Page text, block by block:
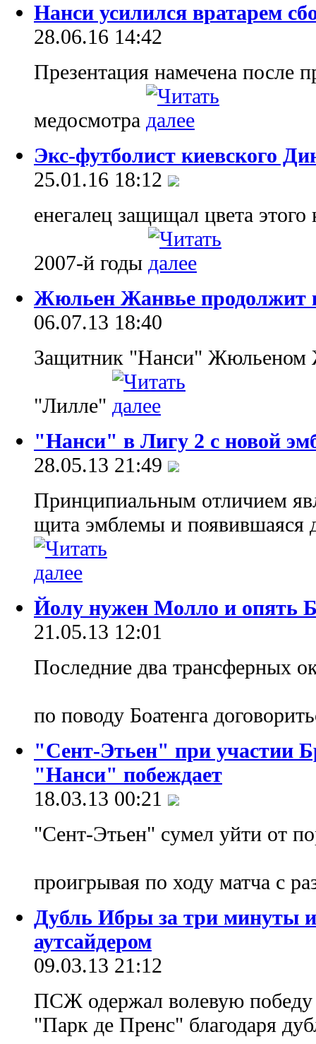
Нанси усилился вратарем
28.06.16 14:42
Презентация намечена после
медосмотра
Экс-футболист киевского
25.01.16 18:12
енегалец защищал цвета
2007-й годы
Жюльен Жанвье продолжит
06.07.13 18:40
Защитник "Нанси" Жюльеном
"Лилле"
"Нанси" в Лигу 2 с новой
28.05.13 21:49
Принципиальным отличием
щита эмблемы и появившаяся
Йолу нужен Молло и опять
21.05.13 12:01
Последние два трансферных
по поводу Боатенга
"Сент-Этьен" при участии
"Нанси" побеждает
18.03.13 00:21
"Сент-Этьен" сумел уйти от
проигрывая по ходу матча с
Дубль Ибры за три минуты и
аутсайдером
09.03.13 21:12
ПСЖ одержал волевую победу
"Парк де Пренс" благодаря